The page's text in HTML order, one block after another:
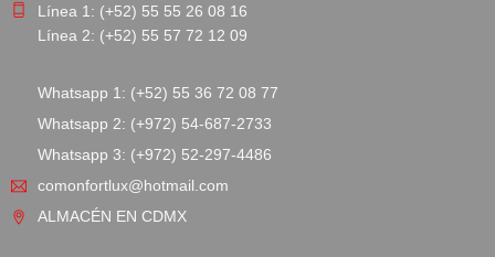
Línea 1: (+52) 55 55 26 08 16
Línea 2: (+52) 55 57 72 12 09
Whatsapp 1: (+52) 55 36 72 08 77
Whatsapp 2: (+972) 54-687-2733
Whatsapp 3: (+972) 52-297-4486
comonfortlux@hotmail.com
ALMACÉN EN CDMX